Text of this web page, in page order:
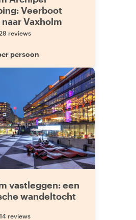
Veerboot
Vaxholm
reviews
persoon
vastleggen: een
wandeltocht
14 reviews